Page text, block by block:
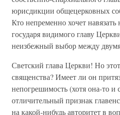
юрисдикции общецерковных
Кто непременно хочет
государя видимого главу
неизбежный выбор между
Светский глава Церкви! Но
священства? Имеет ли он
непогрешимость (хотя она-то и
отличительный признак
на какой-нибудь авторитет в